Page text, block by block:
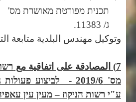
תכנית מפורטת מאושרת מס'
ג/ 11383.
وتوكيل مهندس البلدية متابعة
7) المصادقة على اتفاقية مع
מס'
לביצוע פעולות
ע"י רשות הניקוז –מעין עין